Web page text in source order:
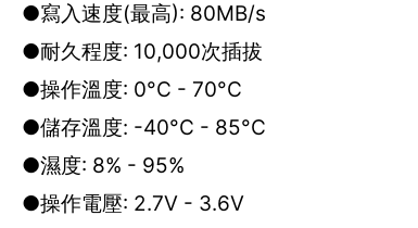
●寫入速度(最高): 80MB/s
●耐久程度: 10,000次插拔
●操作溫度: 0°C - 70°C
●儲存溫度: -40°C - 85°C
●濕度: 8% - 95%
●操作電壓: 2.7V - 3.6V